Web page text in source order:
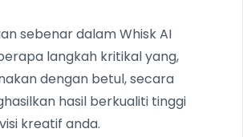
sebenar dalam Whisk AI
langkah kritikal yang,
dengan betul, secara
hasil berkualiti tinggi
kreatif anda.